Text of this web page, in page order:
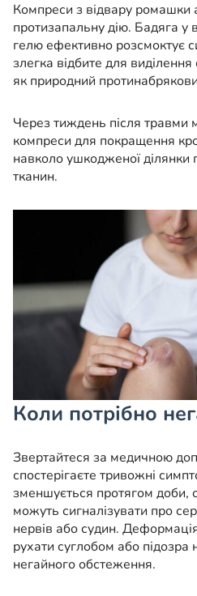
Компреси з відвару ромашки
протизапальну дію. Бадяга у
гелю ефективно розсмоктує
злегка відбите для
як природний
Через тиждень після травми
компреси для покращення
навколо ушкодженої ділянки
тканин.
Коли потрібно
Звертайтеся за медичною
спостерігаєте тривожні
зменшується протягом доби,
можуть сигналізувати про
нервів або судин.
рухати суглобом або
негайного обстеження.